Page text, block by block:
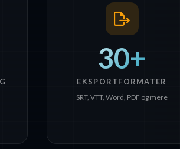
30+
EKSPORTFORMATER
SRT, VTT, Word, PDF og mere